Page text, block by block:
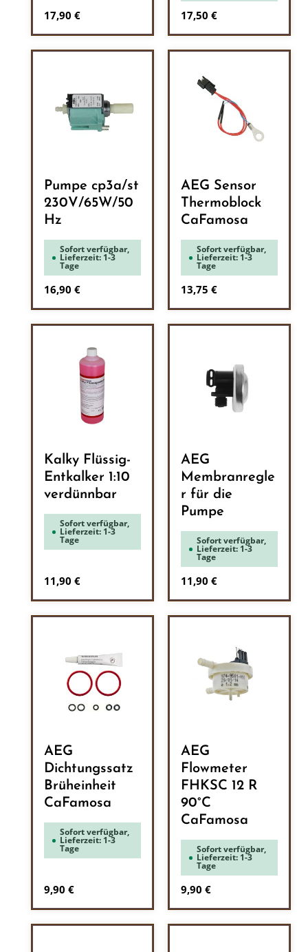
Regulärer Preis:
17,90 € Regulärer Preis:
17,50 €
Pumpe cp3a/st
230V/65W/50
Hz
Sofort verfügbar,
Lieferzeit: 1-3
Tage
Regulärer Preis:
16,90 €
AEG Sensor
Thermoblock
CaFamosa
Sofort verfügbar,
Lieferzeit: 1-3
Tage
Regulärer Preis:
13,75 €
Kalky Flüssig-
Entkalker 1:10
verdünnbar
Sofort verfügbar,
Lieferzeit: 1-3
Tage
Regulärer Preis:
11,90 €
AEG
Membranregle
r für die
Pumpe
Sofort verfügbar,
Lieferzeit: 1-3
Tage
Regulärer Preis:
11,90 €
AEG
Dichtungssatz
Brüheinheit
CaFamosa
Sofort verfügbar,
Lieferzeit: 1-3
Tage
Regulärer Preis:
9,90 €
AEG
Flowmeter
FHKSC 12 R
90°C
CaFamosa
Sofort verfügbar,
Lieferzeit: 1-3
Tage
Regulärer Preis:
9,90 €